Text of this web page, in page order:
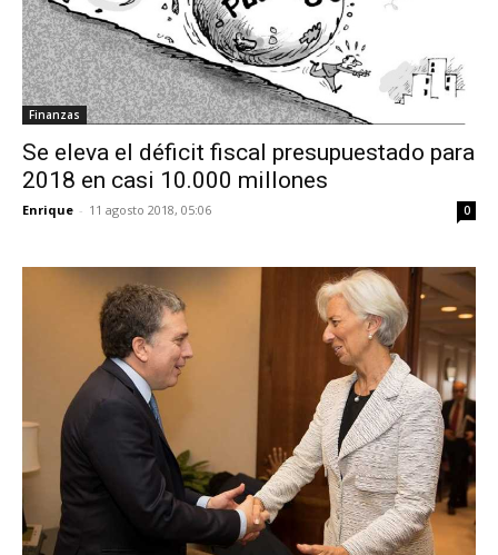
Finanzas
Se eleva el déficit fiscal presupuestado para
2018 en casi 10.000 millones
Enrique - 11 agosto 2018, 05:06 0